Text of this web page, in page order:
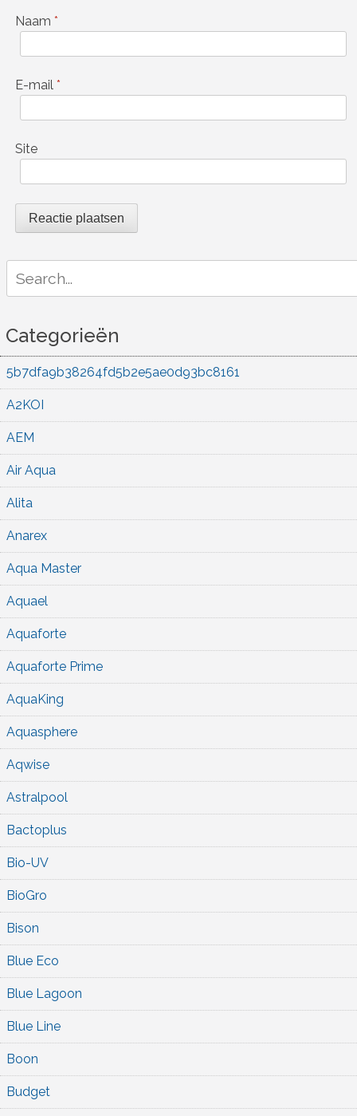
Naam *
E-mail *
Site
for:
Categorieën
5b7dfa9b38264fd5b2e5ae0d93bc8161
A2KOI
AEM
Air Aqua
Alita
Anarex
Aqua Master
Aquael
Aquaforte
Aquaforte Prime
AquaKing
Aquasphere
Aqwise
Astralpool
Bactoplus
Bio-UV
BioGro
Bison
Blue Eco
Blue Lagoon
Blue Line
Boon
Budget